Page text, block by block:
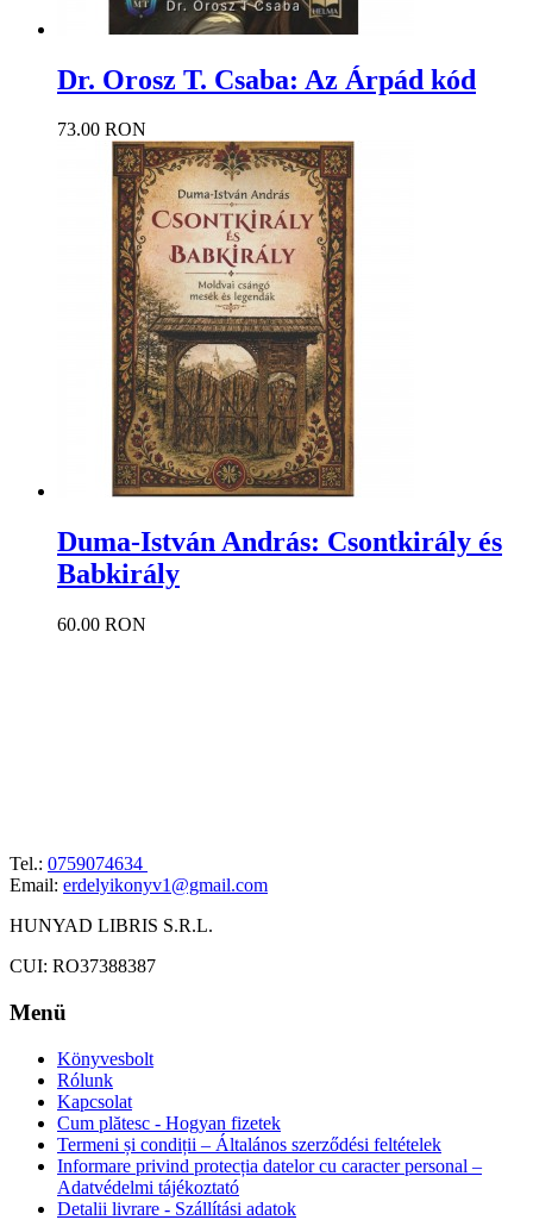
Dr. Orosz T. Csaba: Az Árpád kód
73.00 RON
Duma-István András: Csontkirály és
Babkirály
60.00 RON
Tel.: 0759074634
Email: erdelyikonyv1@gmail.com
HUNYAD LIBRIS S.R.L.
CUI: RO37388387
Menü
Könyvesbolt
Rólunk
Kapcsolat
Cum plătesc - Hogyan fizetek
Termeni și condiții – Általános szerződési feltételek
Informare privind protecția datelor cu caracter personal –
Adatvédelmi tájékoztató
Detalii livrare - Szállítási adatok